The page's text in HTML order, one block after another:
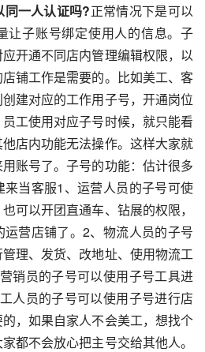
一人认证吗?正常情况下是可以
让子账号绑定使用人的信息。子
开通不同店内管理编辑权限，以
铺工作是需要的。比如美工、客
建对应的工作用子号，开通岗位
工使用对应子号时候，就只能看
店内功能无法操作。这样大家就
账号了。子号的功能：估计很多
当客服1、运营人员的子号可使
可以开团直通车、钻展的权限，
营店铺了。2、物流人员的子号
理、发货、改地址、使用物流工
销员的子号可以使用子号工具进
人员的子号可以使用子号进行店
，如果自家人不会美工，想找个
都不会放心把主号交给其他人。